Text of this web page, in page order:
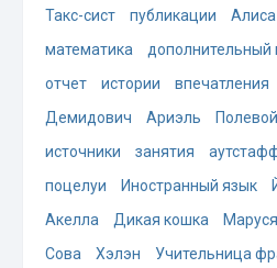
Такс-сист
публикации Алиса
математика
дополнительный
отчет
истории впечатления
Демидович
Ариэль
источники
занятия
поцелуи
Иностранный язык
Акелла
Дикая кошка Маруся
Сова
Хэлэн Учительница